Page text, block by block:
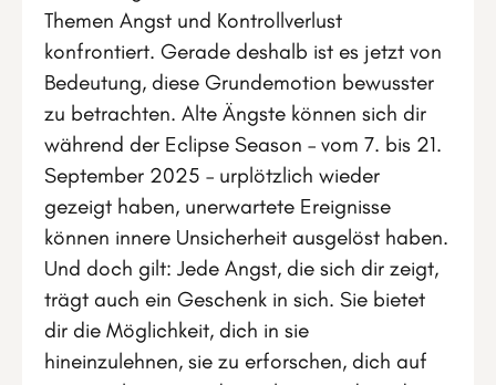
Themen Angst und Kontrollverlust
konfrontiert. Gerade deshalb ist es jetzt von
Bedeutung, diese Grundemotion bewusster
zu betrachten. Alte Ängste können sich dir
während der Eclipse Season – vom 7. bis 21.
September 2025 – urplötzlich wieder
gezeigt haben, unerwartete Ereignisse
können innere Unsicherheit ausgelöst haben.
Und doch gilt: Jede Angst, die sich dir zeigt,
trägt auch ein Geschenk in sich. Sie bietet
dir die Möglichkeit, dich in sie
hineinzulehnen, sie zu erforschen, dich auf